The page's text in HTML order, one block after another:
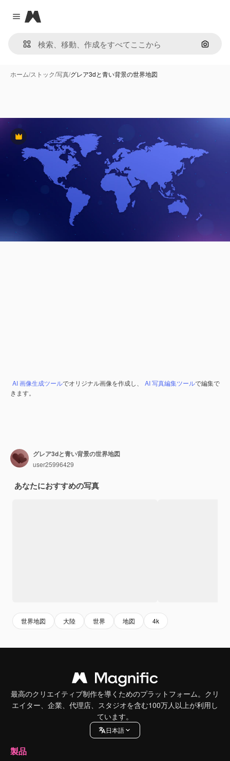
Close menu
Magnific
画像で
ホーム/ストック/写真/グレア3dと青い背景の世界地図
Premium
AI 画像生成ツールでオリジナル画像を作成し、 AI 写真編集ツールで編集で
きます。
グレア3dと青い背景の世界地図
user25996429
あなたにおすすめの写真
世界地図 大陸 世界 地図 4k
最高のクリエイティブ制作を導くためのプラットフォーム。クリ
エイター、企業、代理店、スタジオを含む100万人以上が利用し
ています。
日本語
製品